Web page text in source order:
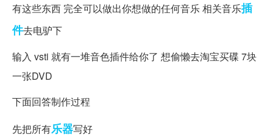
有这些东西 完全可以做出你想做的任何音乐 相关音乐插
件去电驴下
输入 vsti 就有一堆音色插件给你了 想偷懒去淘宝买碟 7块
一张DVD
下面回答制作过程
先把所有乐器写好